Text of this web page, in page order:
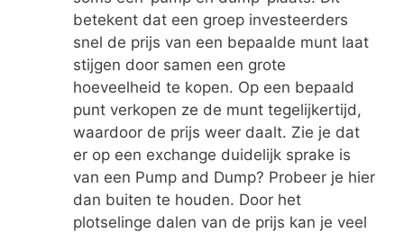
betekent dat een groep investeerders
snel de prijs van een bepaalde munt laat
stijgen door samen een grote
hoeveelheid te kopen. Op een bepaald
punt verkopen ze de munt tegelijkertijd,
waardoor de prijs weer daalt. Zie je dat
er op een exchange duidelijk sprake is
van een Pump and Dump? Probeer je hier
dan buiten te houden. Door het
plotselinge dalen van de prijs kan je veel